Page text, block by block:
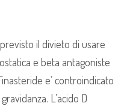
il divieto di usare
e beta antagoniste
e’ controindicato
L’acido D